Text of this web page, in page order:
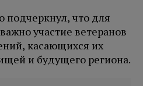
подчеркнул, что для
участие ветеранов
касающихся их
и будущего региона.